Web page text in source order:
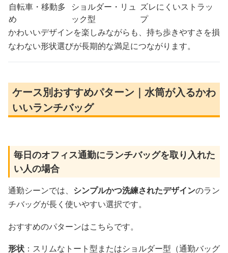
自転車・移動多
め
ショルダー・リュ
ック型
ズレにくいストラッ
プ
かわいいデザインを楽しみながらも、持ち歩きやすさを損
なわない形状選びが長期的な満足につながります。
ケース別おすすめパターン｜水筒が入るかわ
いいランチバッグ
毎日のオフィス通勤にランチバッグを取り入れた
い人の場合
通勤シーンでは、 シンプルかつ洗練されたデザインのラン
チバッグが長く使いやすい選択です。
おすすめのパターンはこちらです。
形状 ：スリムなトート型またはショルダー型（通勤バッグ